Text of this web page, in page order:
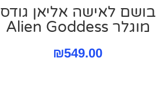
בושם לאישה אליאן גודס
מוגלר Alien Goddess
₪549.00